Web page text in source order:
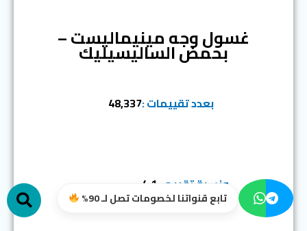
غسول وجه مينيماليست –
بحمض الساليسيليك
بعدد تقييمات :48,337
ونسبة تقييم : 4.1
تابع قنواتنا لخصومات تصل لـ 90%